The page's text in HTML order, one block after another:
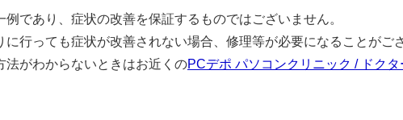
であり、症状の改善を保証するものではございません。
行っても症状が改善されない場合、修理等が必要になることがご
がわからないときはお近くのPCデポ パソコンクリニック / ドクタ